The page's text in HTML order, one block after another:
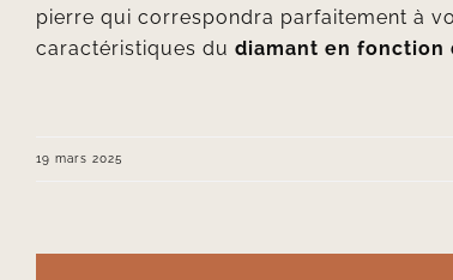
pierre qui correspondra parfaitement à
caractéristiques du diamant en fonction
19 mars 2025